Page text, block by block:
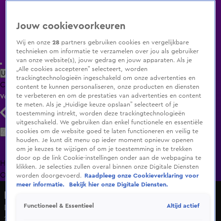
Uitzending Gemist Populaire programma's Zenders Genres
ClipsFilmsRadioSmart TV inlogShop
Volg KIJK
Zoeken
HomeUitzending Gemist Programma's De Bondgenoten
OranjezomerLivestreamsShop
Defensie wil groeien en wordt 'minder selectief'
24 mrt 2025, 23:03
Jouw cookievoorkeuren
Wij en onze28 partners gebruiken cookies en vergelijkbare
technieken om informatie te verzamelen over jou als gebruiker
van onze website(s), jouw gedrag en jouw apparaten. Als je
„Alle cookies accepteren” selecteert, worden
trackingtechnologieën ingeschakeld om onze advertenties en
content te kunnen personaliseren, onze producten en diensten
te verbeteren en om de prestaties van advertenties en content
te meten. Als je „Huidige keuze opslaan” selecteert of je
toestemming intrekt, worden deze trackingtechnologieën
uitgeschakeld. We gebruiken dan enkel functionele en essentiële
cookies om de website goed te laten functioneren en veilig te
houden. Je kunt dit menu op ieder moment opnieuw openen
om je keuzes te wijzigen of om je toestemming in te trekken
door op de link Cookie-instellingen onder aan de webpagina te
klikken. Je selecties zullen overal binnen onze Digitale Diensten
worden doorgevoerd.
Raadpleeg onze Cookieverklaring voor
meer informatie.
Bekijk hier onze Digitale Diensten.
Functioneel & Essentieel Altijd actief